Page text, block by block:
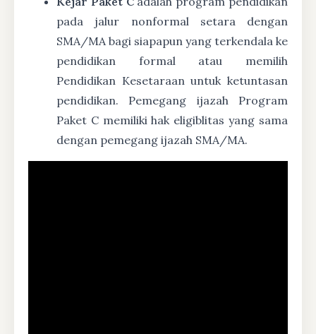
pada jalur nonformal setara dengan
SMA/MA bagi siapapun yang terkendala ke
pendidikan formal atau memilih
Pendidikan Kesetaraan untuk ketuntasan
pendidikan. Pemegang ijazah Program
Paket C memiliki hak eligiblitas yang sama
dengan pemegang ijazah SMA/MA.